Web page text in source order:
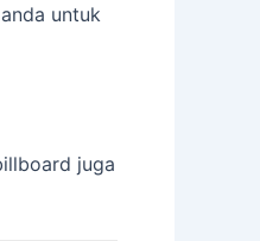
untuk
juga